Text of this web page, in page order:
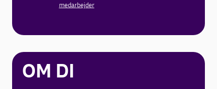
medarbejder
OM DI